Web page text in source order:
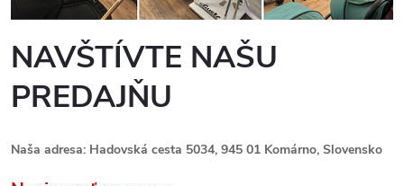
NAVŠTÍVTE NAŠU
PREDAJŇU
Naša adresa: Hadovská cesta 5034, 945 01 Komárno, Slovensko